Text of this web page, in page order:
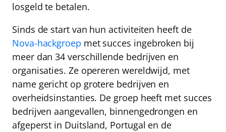
losgeld te betalen.
Sinds de start van hun activiteiten heeft de
Nova-hackgroep met succes ingebroken bij
meer dan34 verschillende bedrijven en
organisaties. Ze opereren wereldwijd, met
name gericht op grotere bedrijven en
overheidsinstanties. De groep heeft met succes
bedrijven aangevallen, binnengedrongen en
afgeperst in Duitsland, Portugal en de